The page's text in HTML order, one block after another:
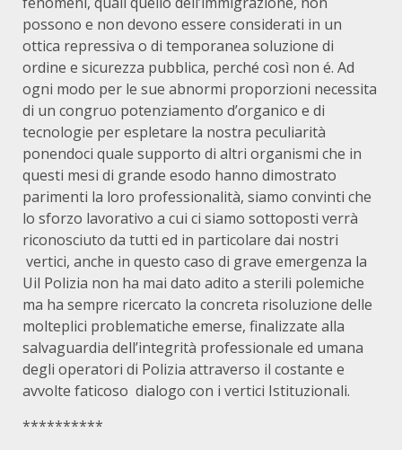
possono e non devono essere considerati in un
ottica repressiva o di temporanea soluzione di
ordine e sicurezza pubblica, perché così non é. Ad
ogni modo per le sue abnormi proporzioni necessita
di un congruo potenziamento d’organico e di
tecnologie per espletare la nostra peculiarità
ponendoci quale supporto di altri organismi che in
questi mesi di grande esodo hanno dimostrato
parimenti la loro professionalità, siamo convinti che
lo sforzo lavorativo a cui ci siamo sottoposti verrà
riconosciuto da tutti ed in particolare dai nostri
vertici, anche in questo caso di grave emergenza la
Uil Polizia non ha mai dato adito a sterili polemiche
ma ha sempre ricercato la concreta risoluzione delle
molteplici problematiche emerse, finalizzate alla
salvaguardia dell’integrità professionale ed umana
degli operatori di Polizia attraverso il costante e
avvolte faticoso dialogo con i vertici Istituzionali.
**********